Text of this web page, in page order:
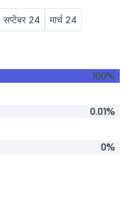
सप्टेंबर 24 मार्च 24
100%
0.01%
0%